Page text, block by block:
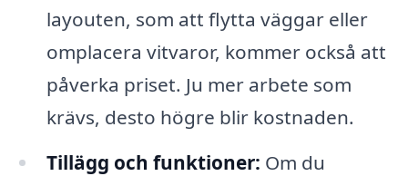
layouten, som att flytta väggar eller
omplacera vitvaror, kommer också att
påverka priset. Ju mer arbete som
krävs, desto högre blir kostnaden.
Tillägg och funktioner: Om du